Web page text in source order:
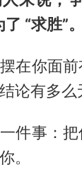
“求胜”。
在你面前
论有多么
件事：
。